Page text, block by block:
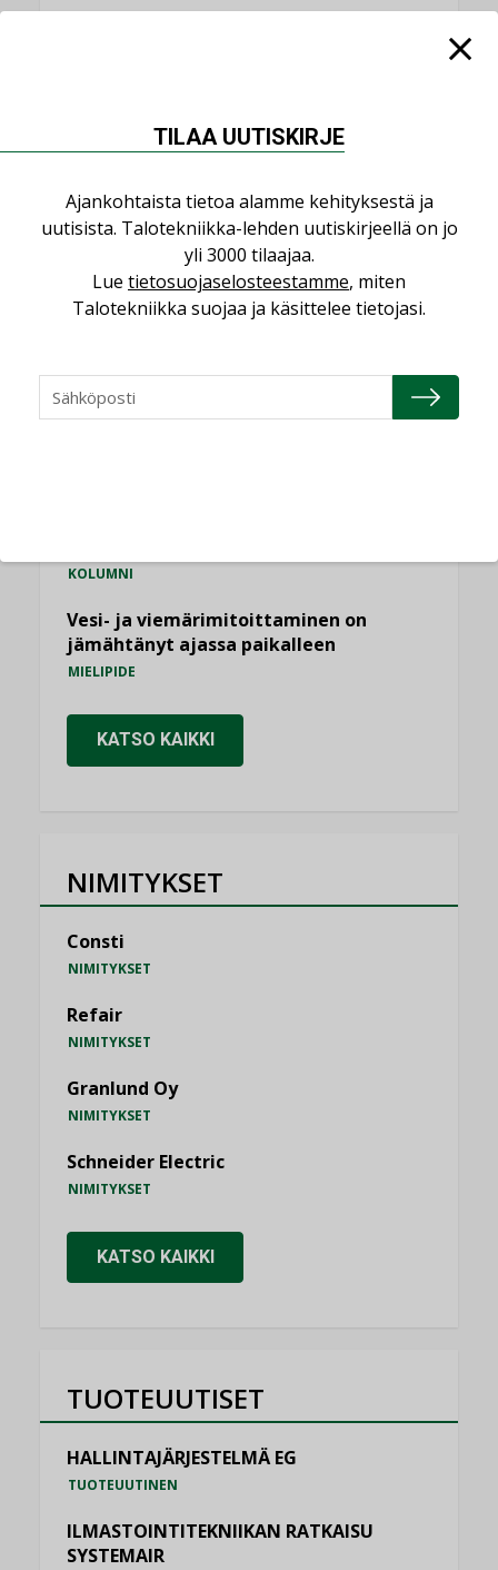
NÄKÖKULMIA
Puheista tekoihin – uusin teknologia
käyttöön kiinteistöissä
KOLUMNI
KOLUMNI
Yli miljoona kotia on vailla toimivaa
KOLUMNI
Vesi- ja viemärimitoittaminen on
jämähtänyt ajassa paikalleen
MIELIPIDE
KATSO KAIKKI
NIMITYKSET
Consti
NIMITYKSET
Refair
NIMITYKSET
Granlund Oy
NIMITYKSET
Schneider Electric
NIMITYKSET
KATSO KAIKKI
TUOTEUUTISET
HALLINTAJÄRJESTELMÄ EG
TUOTEUUTINEN
ILMASTOINTITEKNIIKAN RATKAISU
SYSTEMAIR
TILAA UUTISKIRJE
Ajankohtaista tietoa alamme kehityksestä ja
uutisista. Talotekniikka-lehden uutiskirjeellä on jo
yli 3000 tilaajaa.
Lue tietosuojaselosteestamme, miten
Talotekniikka suojaa ja käsittelee tietojasi.